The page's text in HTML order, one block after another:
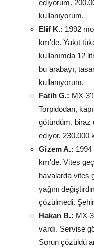
ediyorum.
kullanıyorum.
Elif K.: 1992
km'de. Yakıt
kullanımda 12
bu arabayı,
kullanıyorum.
Fatih G.: MX-
Torpidodan,
götürdüm, biraz
ediyor. 230.000
Gizem A.:
km'de. Vites
havalarda vites
yağını
çözülmedi.
Hakan B.: MX-
vardı. Servise
Sorun çözüldü